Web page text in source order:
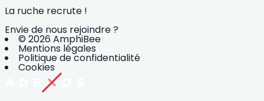
La ruche recrute !
Envie de nous rejoindre ?
© 2026 AmphiBee
Mentions légales
Politique de confidentialité
Cookies